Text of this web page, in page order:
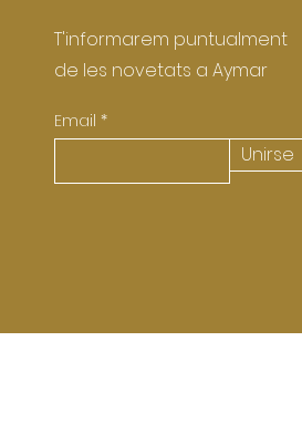
T'informarem puntualment
de les novetats a Aymar
Email
Unirse